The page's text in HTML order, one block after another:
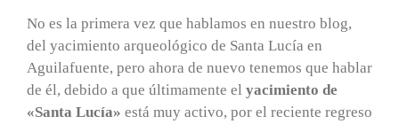
No es la primera vez que hablamos en nuestro blog,
del yacimiento arqueológico de Santa Lucía en
Aguilafuente, pero ahora de nuevo tenemos que hablar
de él, debido a que últimamente el yacimiento de
«Santa Lucía» está muy activo, por el reciente regreso